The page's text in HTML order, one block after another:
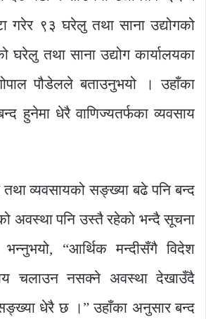
गरेर ९३ घरेलु तथा साना उद्योगको
घरेलु तथा साना उद्योग कार्यालयका
पौडेलले बताउनुभयो । उहाँका
हुनेमा धेरै वाणिज्यतर्फका व्यवसाय
तथा व्यवसायको सङ्ख्या बढे पनि बन्द
अवस्था पनि उस्तै रहेको भन्दै सूचना
“आर्थिक मन्दीसँगै विदेश
चलाउन नसक्ने अवस्था देखाउँदै
सङ्ख्या धेरै छ ।” उहाँका अनुसार बन्द